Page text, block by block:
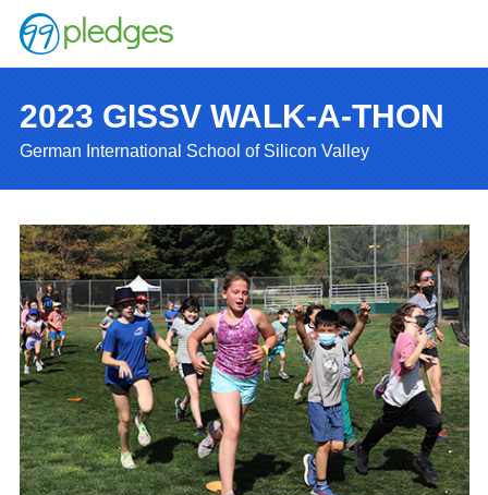
2023 GISSV WALK-A-THON
German International School of Silicon Valley